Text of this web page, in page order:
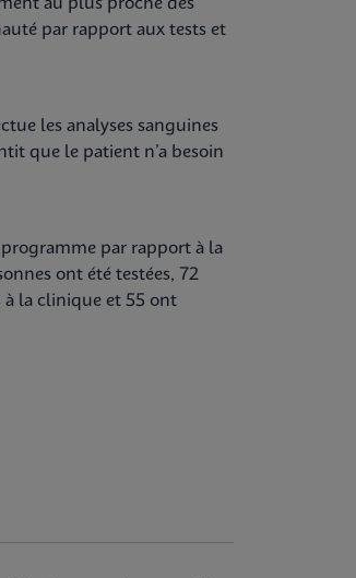
au plus proche des
par rapport aux tests et
les analyses sanguines
que le patient n’a besoin
programme par rapport à la
ont été testées, 72
à la clinique et 55 ont